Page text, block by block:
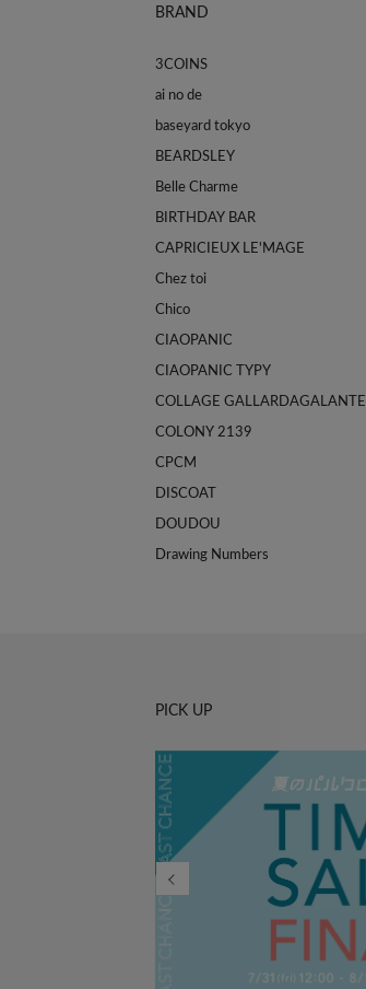
BRAND
3COINS
ai no de
baseyard tokyo
BEARDSLEY
Belle Charme
BIRTHDAY BAR
CAPRICIEUX LE'MAGE
Chez toi
Chico
CIAOPANIC
CIAOPANIC TYPY
COLLAGE GALLARDAGALANTE
COLONY 2139
CPCM
DISCOAT
DOUDOU
Drawing Numbers
PICK UP